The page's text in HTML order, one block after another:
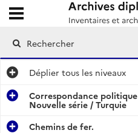
Archives diplomatiques
Ouvrir le menu déroulant
Déplier tous les niveaux
Correspondance
Nouvelle série / Turquie
Chemins de fer.